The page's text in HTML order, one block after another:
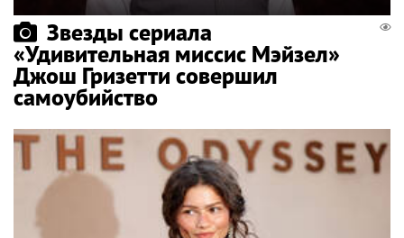
Звезды сериала
«Удивительная миссис Мэйзел»
Джош Гризетти совершил
самоубийство